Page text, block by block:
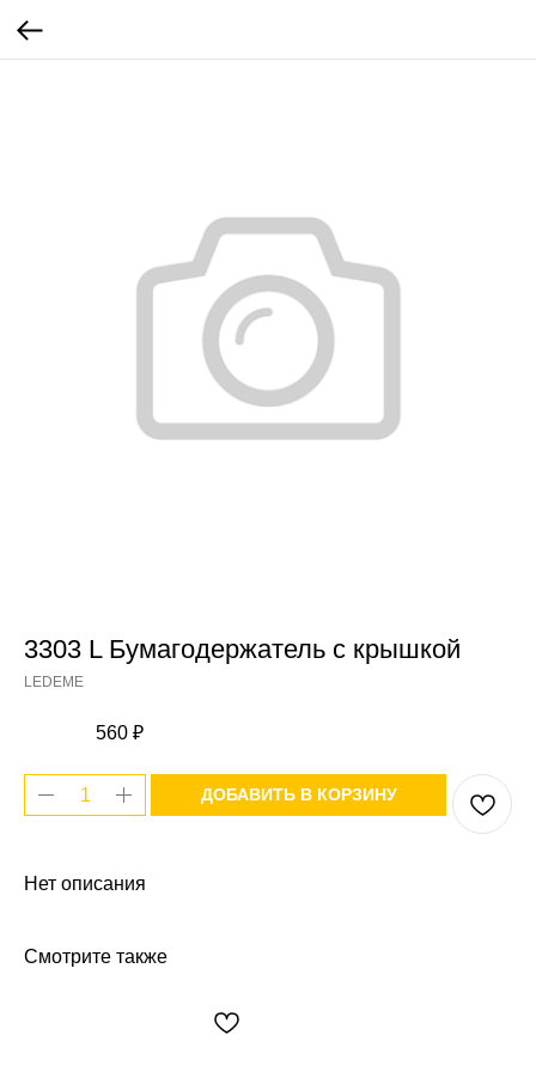
3303 L Бумагодержатель с крышкой
LEDEME
560 ₽
ДОБАВИТЬ В КОРЗИНУ
Нет описания
Смотрите также